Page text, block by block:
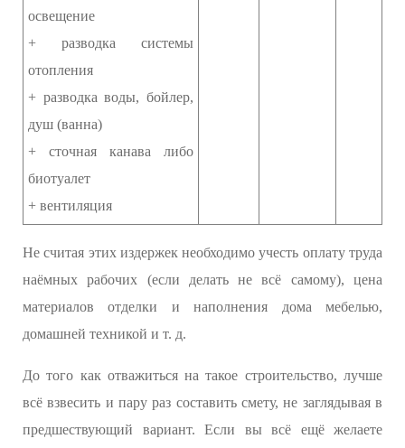
освещение
+ разводка системы
отопления
+ разводка воды, бойлер,
душ (ванна)
+ сточная канава либо
биотуалет
+ вентиляция
Не считая этих издержек необходимо учесть оплату труда
наёмных рабочих (если делать не всё самому), цена
материалов отделки и наполнения дома мебелью,
домашней техникой и т. д.
До того как отважиться на такое строительство, лучше
всё взвесить и пару раз составить смету, не заглядывая в
предшествующий вариант. Если вы всё ещё желаете